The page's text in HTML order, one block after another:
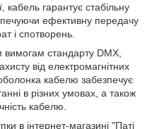
кабель гарантує стабільну
ефективну передачу
і спотворень.
вимогам стандарту DMX,
від електромагнітних
кабелю забезпечує
в різних умовах, а також
кабелю.
в інтернет-магазині "Паті